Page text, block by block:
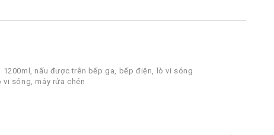
nấu được trên bếp ga, bếp điện, lò vi sóng
vi sóng, máy rửa chén